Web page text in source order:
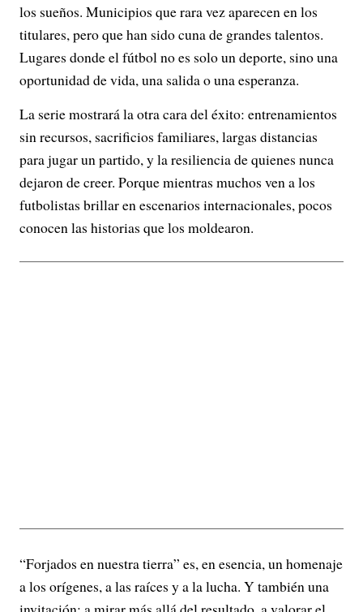
los sueños. Municipios que rara vez aparecen en los
titulares, pero que han sido cuna de grandes talentos.
Lugares donde el fútbol no es solo un deporte, sino una
oportunidad de vida, una salida o una esperanza.
La serie mostrará la otra cara del éxito: entrenamientos
sin recursos, sacrificios familiares, largas distancias
para jugar un partido, y la resiliencia de quienes nunca
dejaron de creer. Porque mientras muchos ven a los
futbolistas brillar en escenarios internacionales, pocos
conocen las historias que los moldearon.
“Forjados en nuestra tierra” es, en esencia, un homenaje
a los orígenes, a las raíces y a la lucha. Y también una